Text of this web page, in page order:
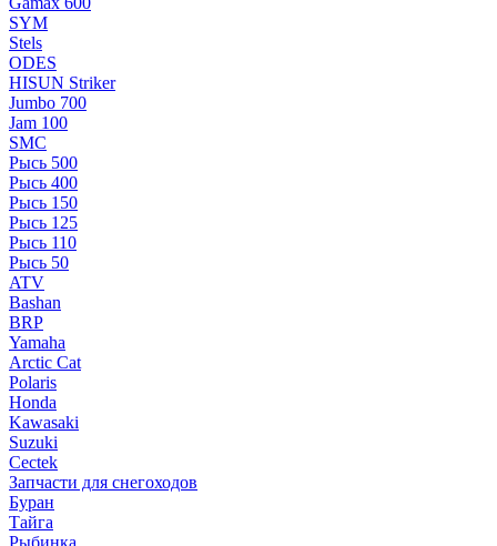
SYM
Stels
ОDЕS
HISUN Striker
Jumbo 700
Jam 100
SMC
Рысь 500
Рысь 400
Рысь 150
Рысь 125
Рысь 110
Рысь 50
ATV
Bashan
BRP
Yamaha
Arctic Cat
Polaris
Honda
Kawasaki
Suzuki
Cectek
Запчасти для снегоходов
Буран
Тайга
Рыбинка